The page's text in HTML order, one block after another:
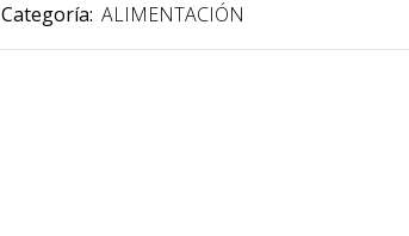
Categoría: ALIMENTACIÓN